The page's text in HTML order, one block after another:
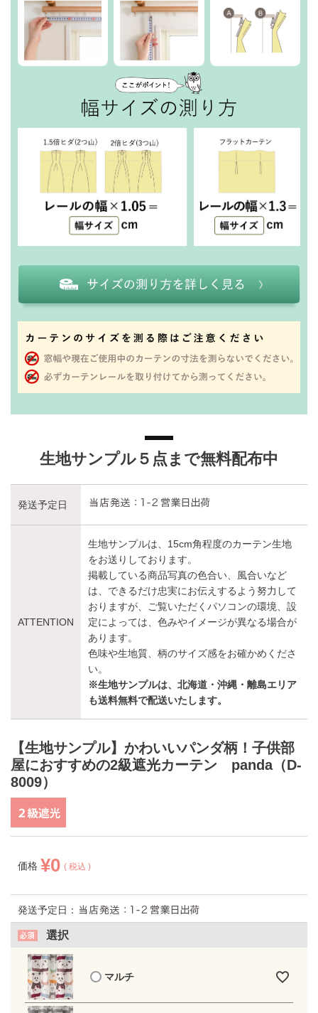
生地サンプル５点まで無料配布中
発送予定日
ATTENTION
生地サンプルは、15cm角程度のカーテン生地
をお送りしております。
掲載している商品写真の色合い、風合いなど
は、できるだけ忠実にお伝えするよう努力して
おりますが、ご覧いただくパソコンの環境、設
定によっては、色みやイメージが異なる場合が
あります。
色味や生地質、柄のサイズ感をお確かめくださ
い。
※生地サンプルは、北海道・沖縄・離島エリア
も送料無料で配送いたします。
【生地サンプル】かわいいパンダ柄！子供部
屋におすすめの2級遮光カーテン panda（D-
8009）
価格 ¥0 税込
発送予定日：
選択
マルチ